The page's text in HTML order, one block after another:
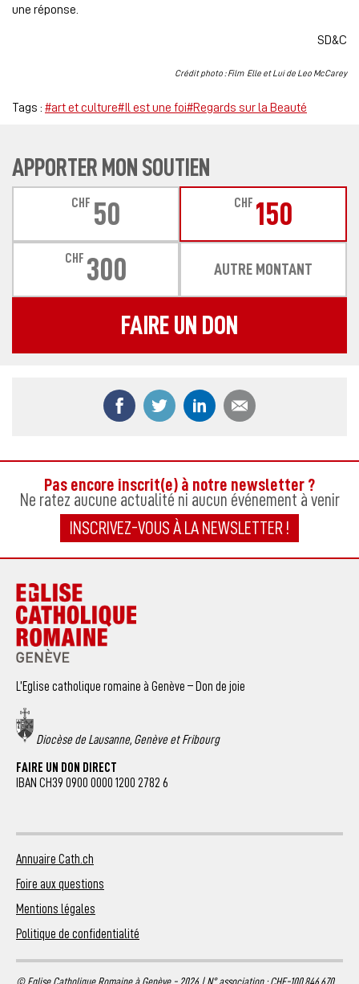
une réponse.
SD&C
Crédit photo : Film Elle et Lui de Leo McCarey
Tags : #art et culture#Il est une foi#Regards sur la Beauté
APPORTER MON SOUTIEN
CHF 50 CHF 150
CHF 300 AUTRE MONTANT
FAIRE UN DON
Partager ce contenu sur Facebook
Partager ce contenu sur Twitter
Partager ce contenu
Pas encore inscrit(e) à notre newsletter ?
Ne ratez aucune actualité ni aucun événement à venir
INSCRIVEZ-VOUS À LA NEWSLETTER !
L’Eglise catholique romaine à Genève – Don de joie
Diocèse de Lausanne, Genève et Fribourg
FAIRE UN DON DIRECT
IBAN CH39 0900 0000 1200 2782 6
Annuaire Cath.ch
Foire aux questions
Mentions légales
Politique de confidentialité